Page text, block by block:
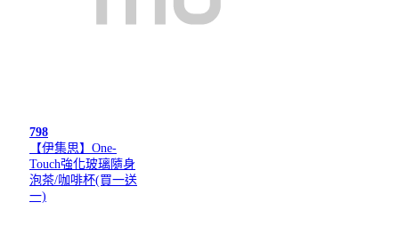
798
【伊集思】One-
Touch強化玻璃隨身
泡茶/咖啡杯(買一送
一)